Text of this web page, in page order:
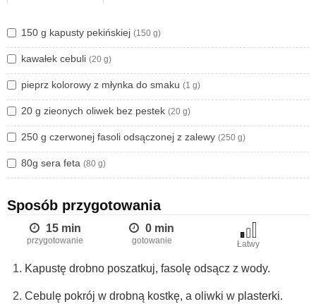
150 g kapusty pekińskiej (150 g)
kawałek cebuli (20 g)
pieprz kolorowy z młynka do smaku (1 g)
20 g zieonych oliwek bez pestek (20 g)
250 g czerwonej fasoli odsączonej z zalewy (250 g)
80g sera feta (80 g)
Sposób przygotowania
15 min
przygotowanie
0 min
gotowanie Łatwy
Kapustę drobno poszatkuj, fasolę odsącz z wody.
Cebulę pokrój w drobną kostkę, a oliwki w plasterki.